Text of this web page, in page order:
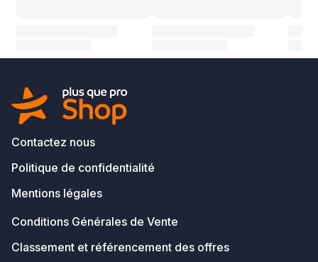
Contactez nous
Politique de confidentialité
Mentions légales
Conditions Générales de Vente
Classement et référencement des offres